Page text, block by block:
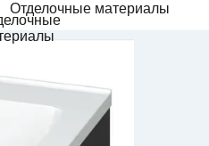
Отделочные материалы